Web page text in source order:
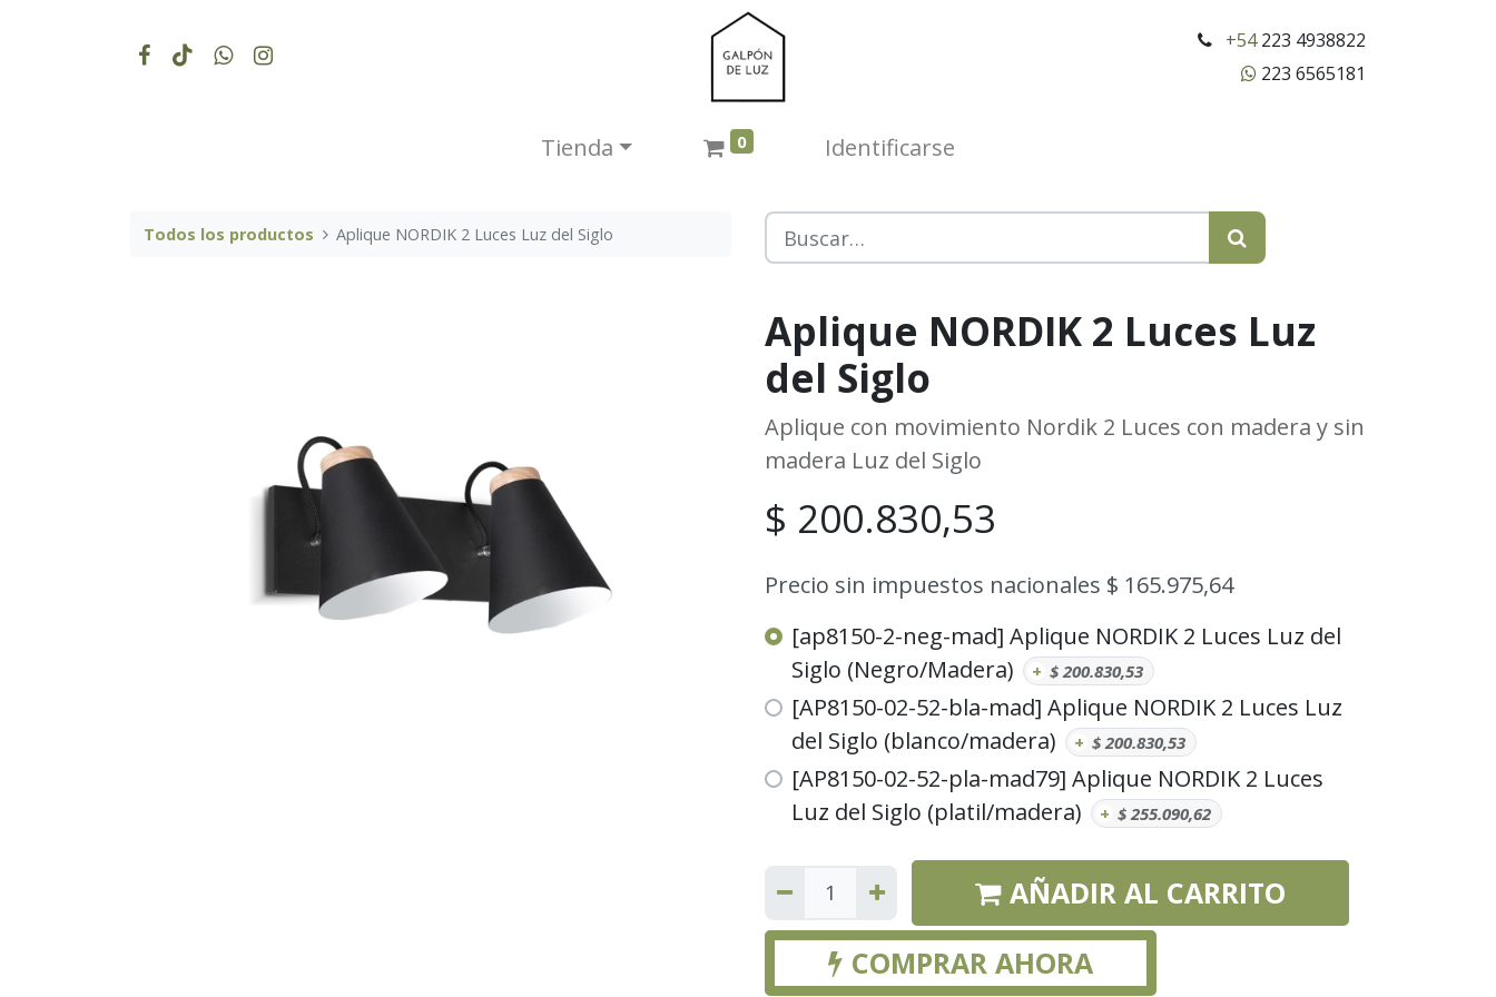
+54223 4938822
223 6565181
Tienda​ 0 Identificarse
Todos los productos Aplique NORDIK 2 Luces Luz del Siglo
Aplique NORDIK 2 Luces Luz
del Siglo
Aplique con movimiento Nordik 2 Luces con madera y sin
madera Luz del Siglo
$ 200.830,53
Precio sin impuestos nacionales $ 165.975,64
[ap8150-2-neg-mad] Aplique NORDIK 2 Luces Luz del
Siglo (Negro/Madera)
+ $200.830,53
[AP8150-02-52-bla-mad] Aplique NORDIK 2 Luces Luz
del Siglo (blanco/madera)
+ $200.830,53
[AP8150-02-52-pla-mad79] Aplique NORDIK 2 Luces
Luz del Siglo (platil/madera)
+ $255.090,62
AÑADIR AL CARRITO
COMPRAR AHORA